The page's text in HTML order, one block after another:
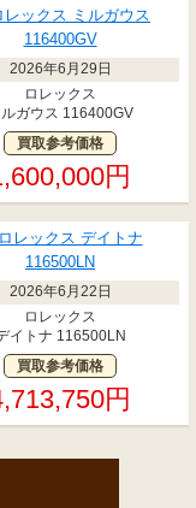
2026年6月29日
ロレックス
ルガウス 116400GV
買取参考価格
円
2026年6月22日
ロレックス
イトナ 116500LN
買取参考価格
円